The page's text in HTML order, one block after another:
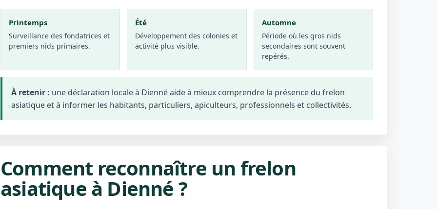
Printemps
Surveillance des fondatrices et
premiers nids primaires.
Été
Développement des colonies et
activité plus visible.
Automne
Période où les gros nids
secondaires sont souvent
repérés.
À retenir : une déclaration locale à Dienné aide à mieux comprendre la présence du frelon
asiatique et à informer les habitants, particuliers, apiculteurs, professionnels et collectivités.
Comment reconnaître un frelon
asiatique à Dienné ?